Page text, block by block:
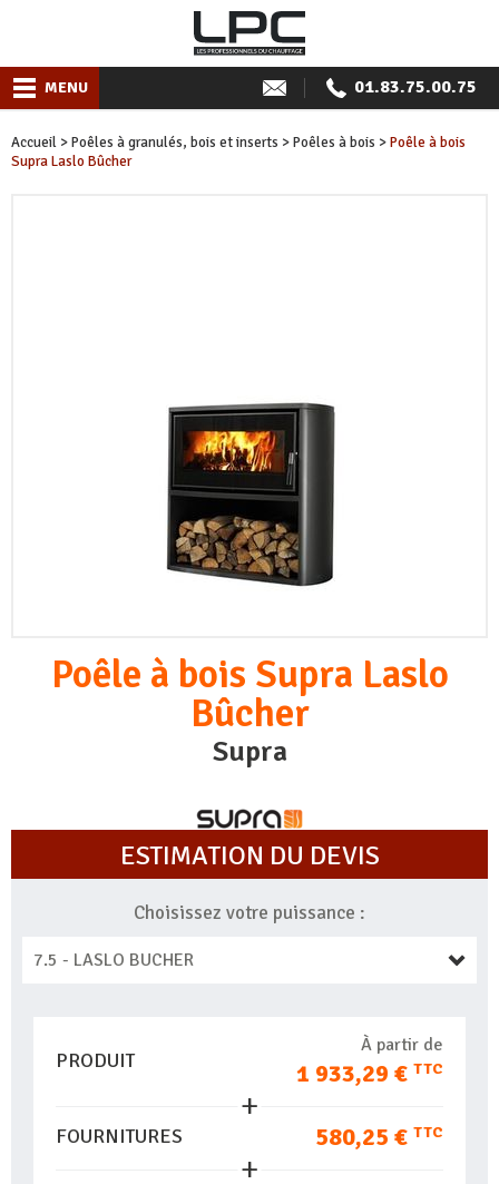
MENU 01.83.75.00.75
Accueil >Poêles à granulés, bois et inserts >Poêles à bois >Poêle à bois
Supra Laslo Bûcher
Poêle à bois Supra Laslo
Bûcher
Supra
ESTIMATION DU DEVIS
Choisissez votre puissance :
PRODUIT
À partir de
1 933,29 € TTC
FOURNITURES 580,25 € TTC